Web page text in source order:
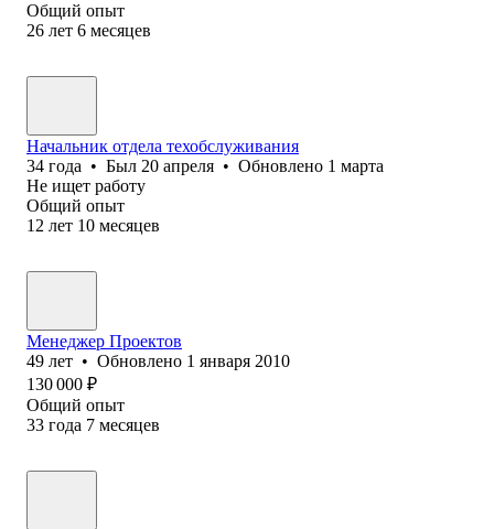
Общий опыт
26 лет 6 месяцев
Начальник отдела техобслуживания
34 года • Был 20 апреля • Обновлено 1 марта
Не ищет работу
Общий опыт
12 лет 10 месяцев
Менеджер Проектов
49 лет • Обновлено 1 января 2010
130 000 ₽
Общий опыт
33 года 7 месяцев